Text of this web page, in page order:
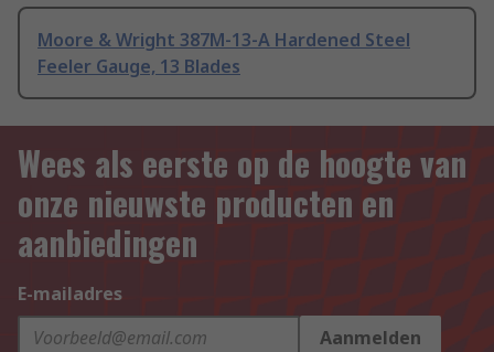
Moore & Wright 387M-13-A Hardened Steel
Feeler Gauge, 13 Blades
Wees als eerste op de hoogte van
onze nieuwste producten en
aanbiedingen
E-mailadres
Aanmelden